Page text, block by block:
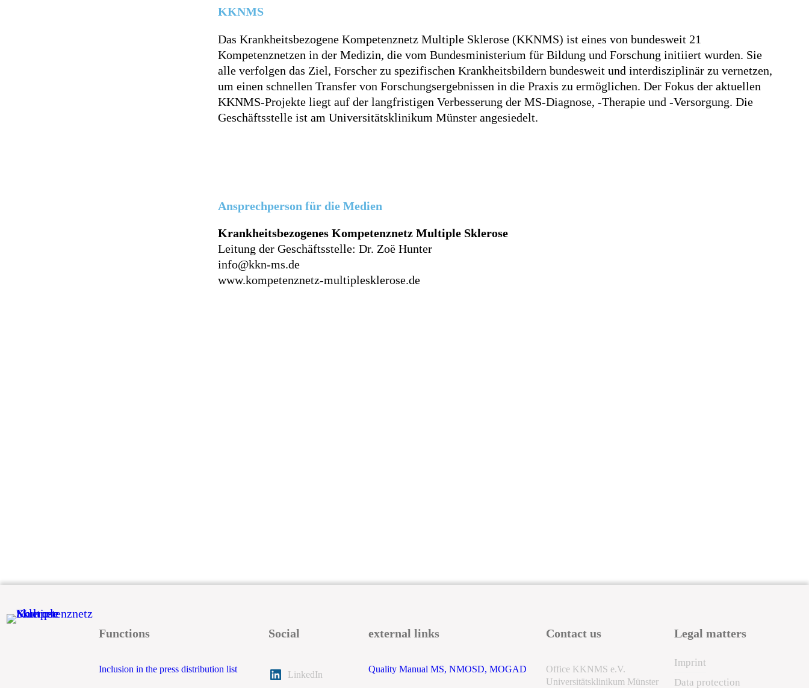
KKNMS
Das Krankheitsbezogene Kompetenznetz Multiple Sklerose (KKNMS) ist eines von bundesweit 21
Kompetenznetzen in der Medizin, die vom Bundesministerium für Bildung und Forschung initiiert wurden. Sie
alle verfolgen das Ziel, Forscher zu spezifischen Krankheitsbildern bundesweit und interdisziplinär zu vernetzen,
um einen schnellen Transfer von Forschungsergebnissen in die Praxis zu ermöglichen. Der Fokus der aktuellen
KKNMS-Projekte liegt auf der langfristigen Verbesserung der MS-Diagnose, -Therapie und -Versorgung. Die
Geschäftsstelle ist am Universitätsklinikum Münster angesiedelt.
Ansprechperson für die Medien
Krankheitsbezogenes Kompetenznetz Multiple Sklerose
Leitung der Geschäftsstelle: Dr. Zoë Hunter
info@kkn-ms.de
www.kompetenznetz-multiplesklerose.de
Functions
Inclusion in the press distribution list
Social
LinkedIn
external links
Quality Manual MS, NMOSD, MOGAD
Contact us
Office KKNMS e.V.
Universitätsklinikum Münster
Legal matters
Imprint
Data protection